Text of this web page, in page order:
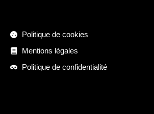
Politique de cookies
Mentions légales
Politique de confidentialité